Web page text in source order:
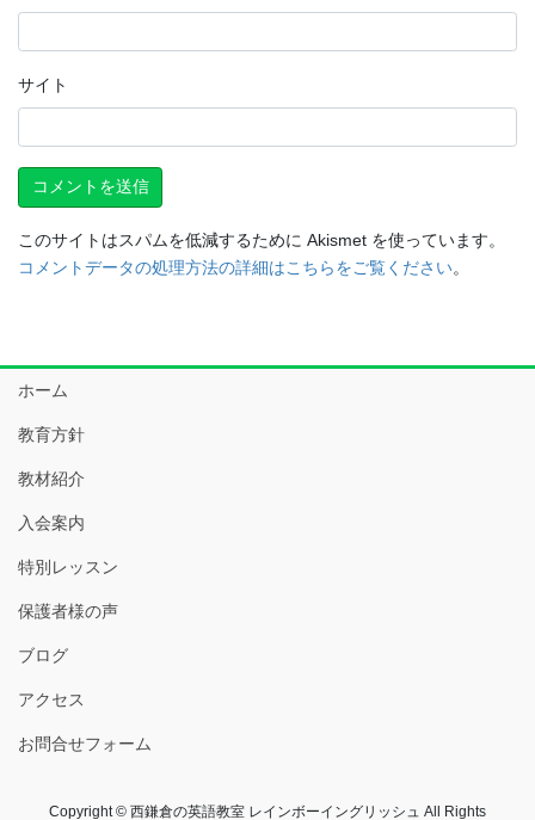
サイト
このサイトはスパムを低減するために Akismet を使っています。
コメントデータの処理方法の詳細はこちらをご覧ください。
ホーム
教育方針
教材紹介
入会案内
特別レッスン
保護者様の声
ブログ
アクセス
お問合せフォーム
Copyright © 西鎌倉の英語教室 レインボーイングリッシュ All Rights